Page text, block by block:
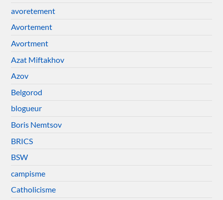
avoretement
Avortement
Avortment
Azat Miftakhov
Azov
Belgorod
blogueur
Boris Nemtsov
BRICS
BSW
campisme
Catholicisme